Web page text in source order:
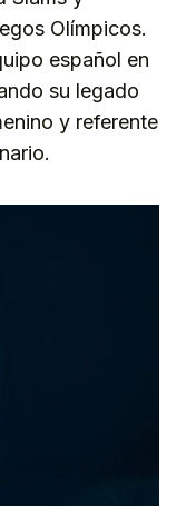
Olímpicos.
español en
su legado
y referente